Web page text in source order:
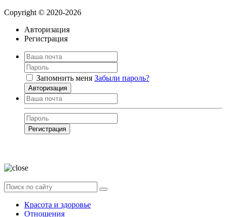
Copyright © 2020-2026
Авторизация
Регистрация
Запомнить меня Забыли пароль?
Авторизация
Регистрация
Красота и здоровье
Отношения